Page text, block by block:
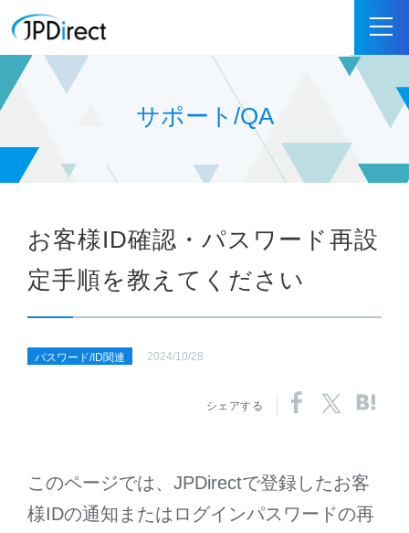
サポート/QA
お客様ID確認・パスワード再設
定手順を教えてください
パスワード/ID関連 2024/10/28
シェアする
このページでは、JPDirectで登録したお客
様IDの通知またはログインパスワードの再